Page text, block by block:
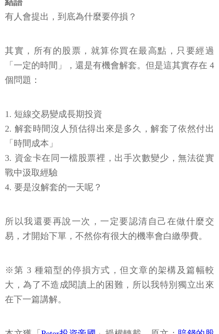
結語
有人會提出，到底為什麼要停損？
其實，所有的股票，就算你買在最高點，只要經過
「一定的時間」，還是有機會解套。但是這其實存在 4
個問題：
1. 短線交易變成長期投資
2. 解套時間沒人預估得出來是多久，解套了依然付出
「時間成本」
3. 資金卡在同一檔股票裡，出手次數變少，無法從實
戰中汲取經驗
4. 要是沒解套的一天呢？
所以我還要再說一次，一定要認清自己在做什麼交
易，才開始下單，不然你有很大的機率會白繳學費。
※第 3 種箱型的停損方式，但文章的架構及篇幅較
大，為了不造成閱讀上的困難，所以我特別獨立出來
在下一篇講解。